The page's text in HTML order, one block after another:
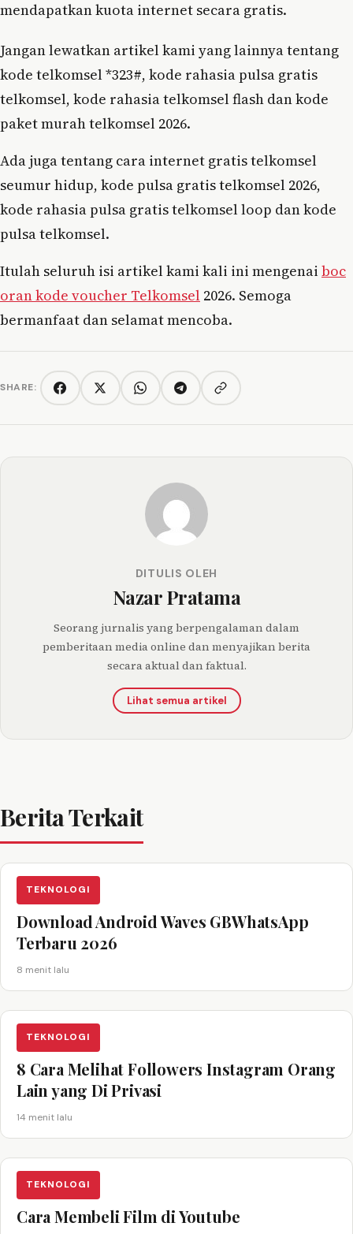
mendapatkan kuota internet secara gratis.
Jangan lewatkan artikel kami yang lainnya tentang
kode telkomsel *323#, kode rahasia pulsa gratis
telkomsel, kode rahasia telkomsel flash dan kode
paket murah telkomsel 2026.
Ada juga tentang cara internet gratis telkomsel
seumur hidup, kode pulsa gratis telkomsel 2026,
kode rahasia pulsa gratis telkomsel loop dan kode
pulsa telkomsel.
Itulah seluruh isi artikel kami kali ini mengenai boc
oran kode voucher Telkomsel 2026. Semoga
bermanfaat dan selamat mencoba.
SHARE: FacebookTwitter/XWhatsAppTelegramCopy link
DITULIS OLEH
Nazar Pratama
Seorang jurnalis yang berpengalaman dalam
pemberitaan media online dan menyajikan berita
secara aktual dan faktual.
Lihat semua artikel
Berita Terkait
TEKNOLOGI
Download Android Waves GBWhatsApp
Terbaru 2026
8 menit lalu
TEKNOLOGI
8 Cara Melihat Followers Instagram Orang
Lain yang Di Privasi
14 menit lalu
TEKNOLOGI
Cara Membeli Film di Youtube